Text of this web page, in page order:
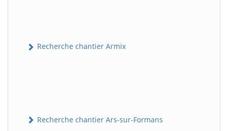
Recherche chantier Armix
Recherche chantier Ars-sur-Formans